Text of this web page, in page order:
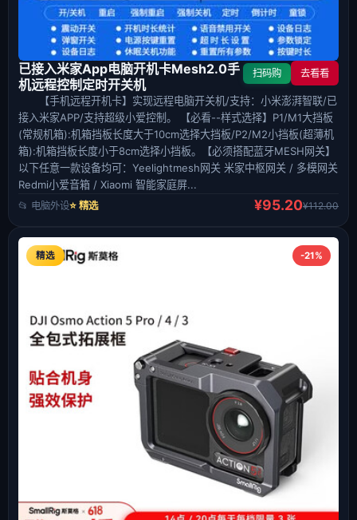
已接入米家App电脑开机卡Mesh2.0手
机远程控制定时开关机
扫码购 去看看
【手机远程开机卡】实现远程电脑开关机/支持：小米澎湃智联/已
接入米家APP/支持超级小爱控制。 【必看--样式选择】P1/M1大挡板
(常规机箱):机箱挡板长度大于10cm选择大挡板/P2/M2小挡板(超薄机
箱):机箱挡板长度小于8cm选择小挡板。【必须搭配蓝牙MESH网关】
以下任意一款设备均可：Yeelightmesh网关 米家中枢网关 / 多模网关
Redmi小爱音箱 / Xiaomi 智能家庭屏...
📂 电脑外设⭐ 精选 ¥95.20¥112.00
-21%
精选